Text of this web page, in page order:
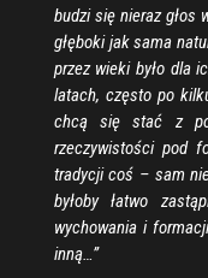
budzi się nieraz głos
głęboki jak sama
przez wieki było dla
latach, często po
chcą się stać z
rzeczywistości pod
tradycji coś – sam
byłoby łatwo
wychowania i
inną…”